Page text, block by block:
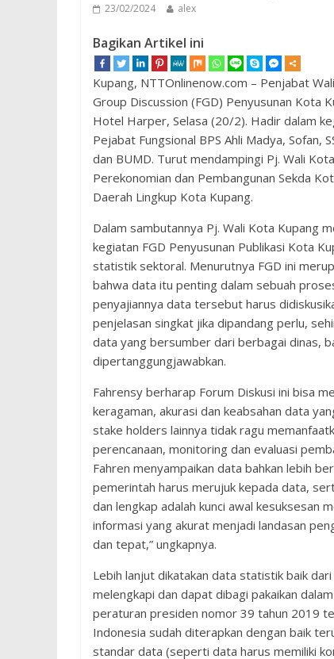
23/02/2024 alex
Bagikan Artikel ini
Kupang, NTTOnlinenow.com – Penjabat
Group Discussion (FGD) Penyusunan Kota
Hotel Harper, Selasa (20/2). Hadir dalam
Pejabat Fungsional BPS Ahli Madya, Sofan,
dan BUMD. Turut mendampingi Pj. Wali
Perekonomian dan Pembangunan Sekda
Daerah Lingkup Kota Kupang.
Dalam sambutannya Pj. Wali Kota Kupang
kegiatan FGD Penyusunan Publikasi Kota
statistik sektoral. Menurutnya FGD ini
bahwa data itu penting dalam sebuah
penyajiannya data tersebut harus
penjelasan singkat jika dipandang perlu,
data yang bersumber dari berbagai dinas,
dipertanggungjawabkan.
Fahrensy berharap Forum Diskusi ini bisa
keragaman, akurasi dan keabsahan data
stake holders lainnya tidak ragu
perencanaan, monitoring dan evaluasi
Fahren menyampaikan data bahkan lebih
pemerintah harus merujuk kepada data,
dan lengkap adalah kunci awal kesuksesan
informasi yang akurat menjadi landasan
dan tepat,” ungkapnya.
Lebih lanjut dikatakan data statistik baik
melengkapi dan dapat dibagi pakaikan
peraturan presiden nomor 39 tahun 2019
Indonesia sudah diterapkan dengan baik
standar data (seperti data harus memiliki